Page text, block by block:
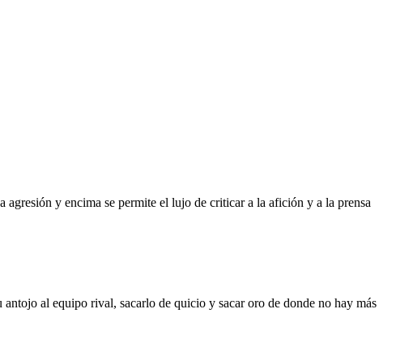
y encima se permite el lujo de criticar a la afición y a la prensa
al equipo rival, sacarlo de quicio y sacar oro de donde no hay más